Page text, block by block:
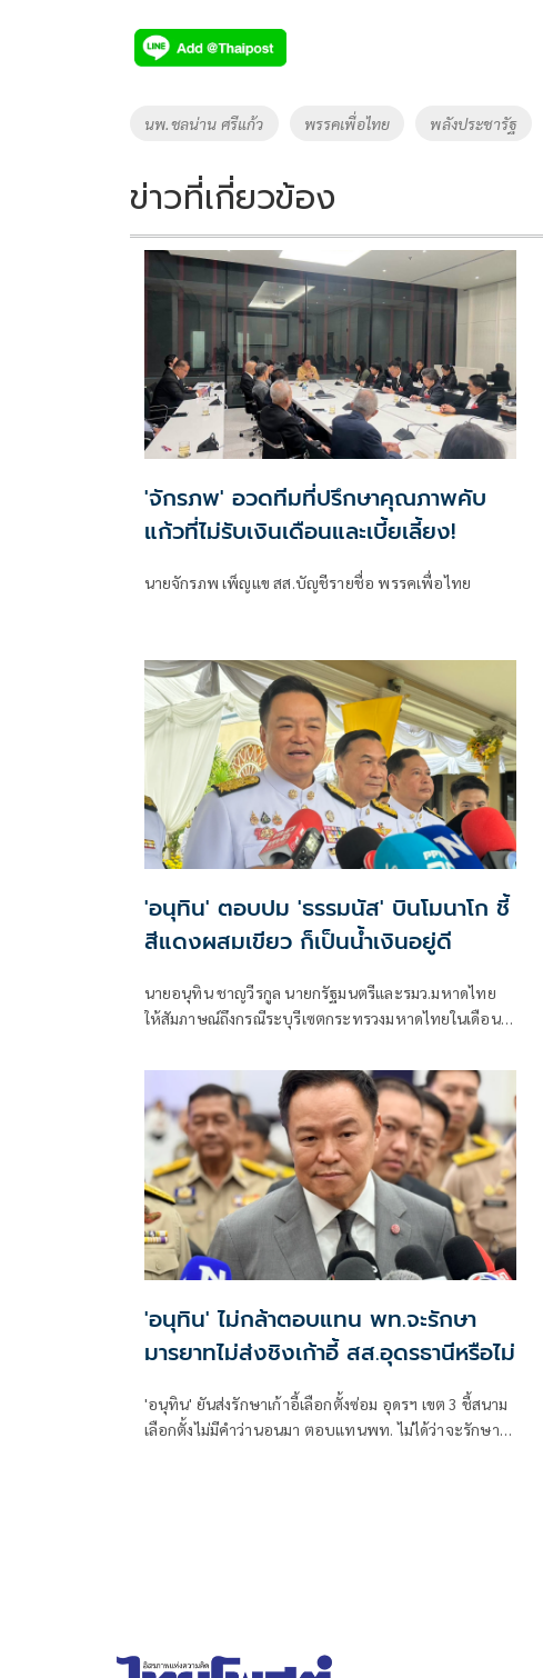
e
b
o
k
tt
er
p
y
Li
k
Tags
นพ.ชลน่าน ศรีแก้ว พรรคเพื่อไทย พลังประชารัฐ
ข่าวที่เกี่ยวข้อง
'จักรภพ' อวดทีมที่ปรึกษาคุณภาพคับ
แก้วที่ไม่รับเงินเดือนและเบี้ยเลี้ยง!
นายจักรภพ เพ็ญแข สส.บัญชีรายชื่อ พรรคเพื่อไทย
'อนุทิน' ตอบปม 'ธรรมนัส' บินโมนาโก ชี้
สีแดงผสมเขียว ก็เป็นน้ำเงินอยู่ดี
นายอนุทิน ชาญวีรกูล นายกรัฐมนตรีและรมว.มหาดไทย
ให้สัมภาษณ์ถึงกรณีระบุรีเซตกระทรวงมหาดไทยในเดือน
'อนุทิน' ไม่กล้าตอบแทน พท.จะรักษา
มารยาทไม่ส่งชิงเก้าอี้ สส.อุดรธานีหรือไม่
'อนุทิน' ยันส่งรักษาเก้าอี้เลือกตั้งซ่อม อุดรฯ เขต 3 ชี้สนาม
เลือกตั้งไม่มีคำว่านอนมา ตอบแทนพท. ไม่ได้ว่าจะรักษา